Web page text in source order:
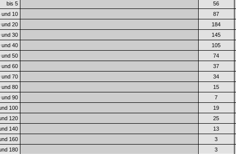
bis 5
56
10
87
20
184
30
145
40
105
50
74
60
37
70
34
80
15
90
7
100
19
120
25
140
13
160
3
180
3